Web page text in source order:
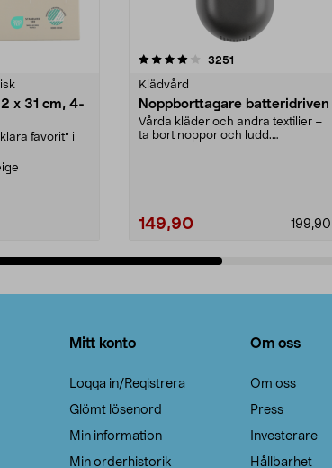
x 31 cm, 4-
favorit” i
3251
Klädvård
Noppborttagare batteridriven
Vårda kläder och andra textilier –
ta bort noppor och ludd.
199,90
149,90
4.5av 5 stjärnor
Mitt konto
Logga in/Registrera
Glömt lösenord
Min information
Min orderhistorik
Om oss
Om oss
Press
Investerare
Hållbarhet